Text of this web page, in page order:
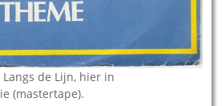
de Lijn, hier in
(mastertape).